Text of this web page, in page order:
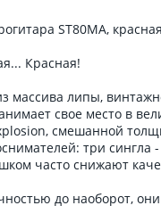
ST80MA,
Красная!
массива липы,
свое место в
смешанной
три
часто снижают
до наоборот,